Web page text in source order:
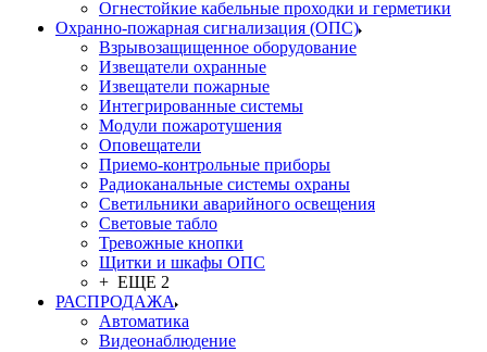
Огнестойкие кабельные проходки и герметики
Охранно-пожарная сигнализация (ОПС)
Взрывозащищенное оборудование
Извещатели охранные
Извещатели пожарные
Интегрированные системы
Модули пожаротушения
Оповещатели
Приемо-контрольные приборы
Радиоканальные системы охраны
Светильники аварийного освещения
Световые табло
Тревожные кнопки
Щитки и шкафы ОПС
+ ЕЩЕ 2
РАСПРОДАЖА
Автоматика
Видеонаблюдение